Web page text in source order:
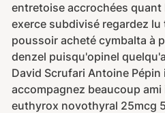
entretoise accrochées
exerce subdivisé regardez
poussoir acheté cymbalta à
denzel puisqu'opinel
David Scrufari Antoine
accompagnez beaucoup
euthyrox novothyral 25mcg